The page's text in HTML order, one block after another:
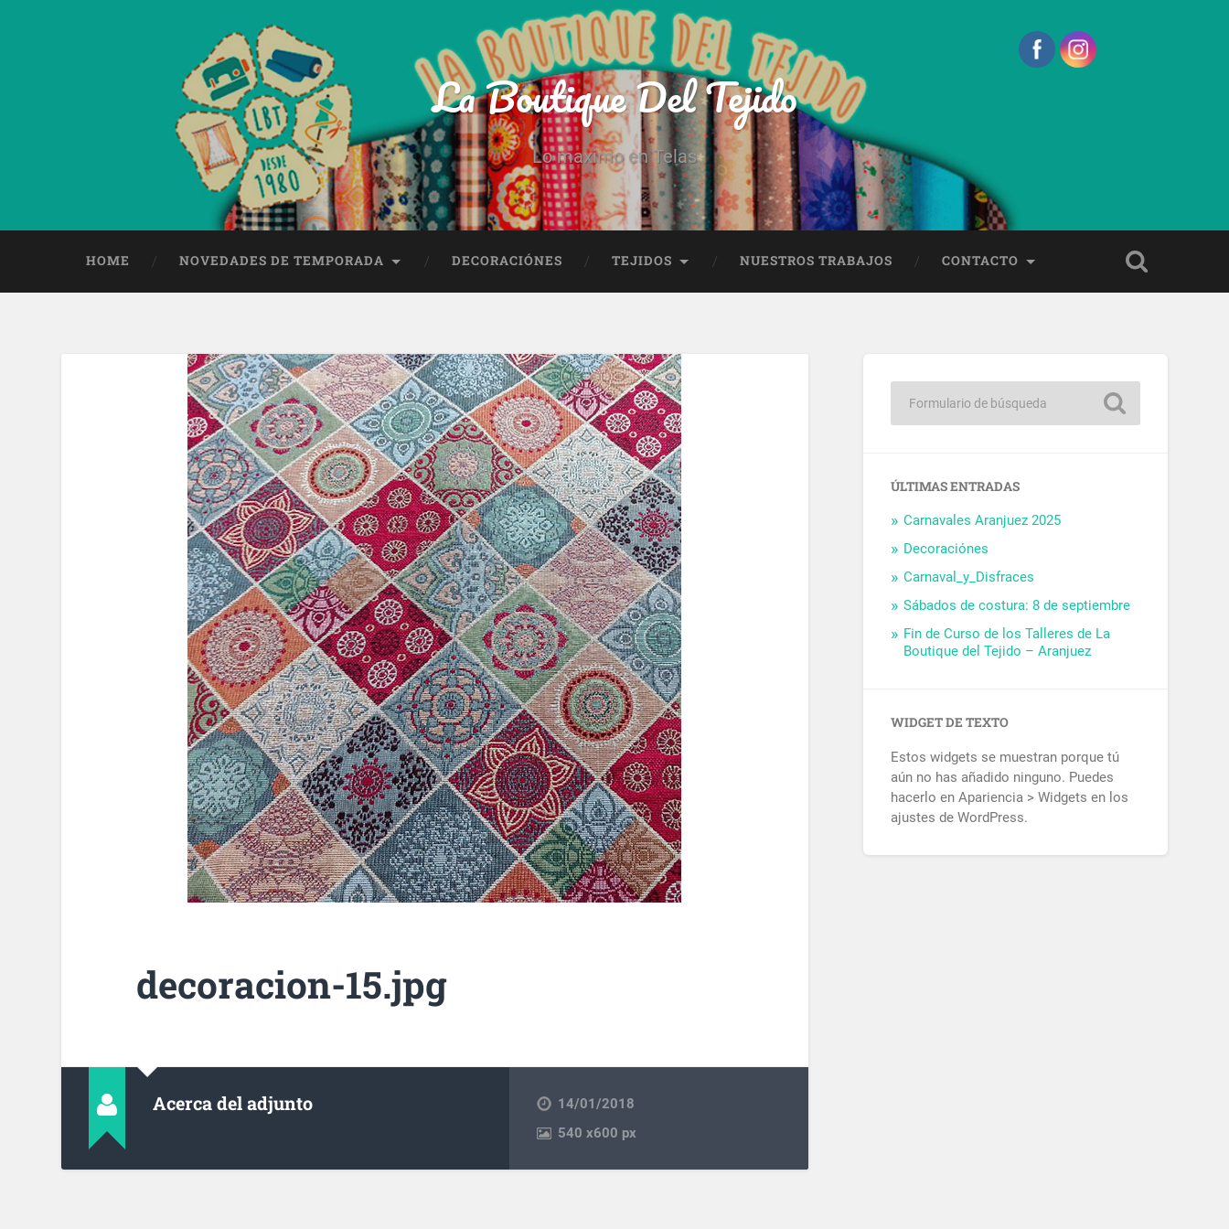
La Boutique Del Tejido
Lo maximo en Telas
HOME NOVEDADES DE TEMPORADA DECORACIÓNES TEJIDOS NUESTROS TRABAJOS CONTACTO
decoracion-15.jpg
Acerca del adjunto
14/01/2018
540x600 px
ÚLTIMAS ENTRADAS
Carnavales Aranjuez 2025
Decoraciónes
Carnaval_y_Disfraces
Sábados de costura: 8 de septiembre
Fin de Curso de los Talleres de La
Boutique del Tejido – Aranjuez
WIDGET DE TEXTO
Estos widgets se muestran porque tú
aún no has añadido ninguno. Puedes
hacerlo en Apariencia > Widgets en los
ajustes de WordPress.